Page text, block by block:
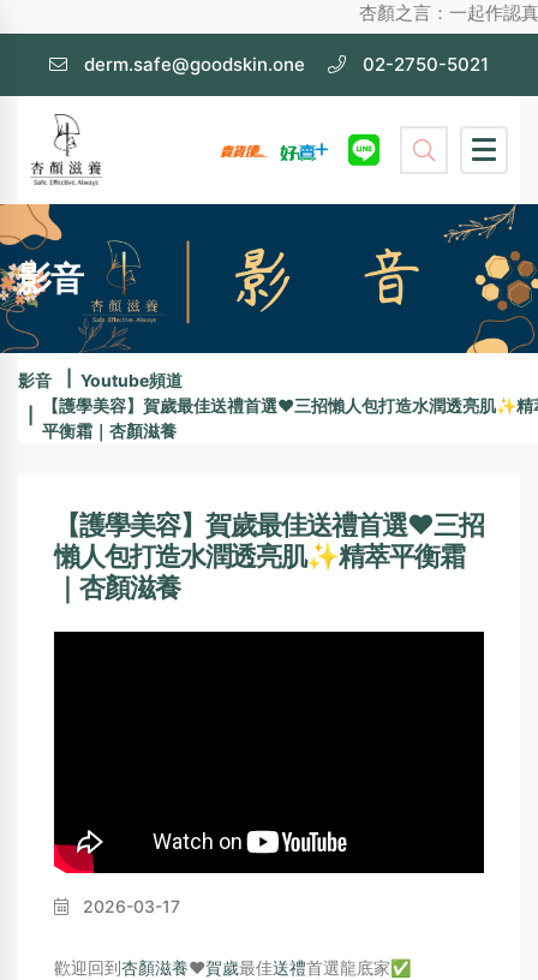
杏顏之言：一起作認
derm.safe@goodskin.one 02-2750-5021
影音
影音
Youtube頻道
【護學美容】賀歲最佳送禮首選❤️三招懶人包打造水潤透亮肌✨精
平衡霜｜杏顏滋養
【護學美容】賀歲最佳送禮首選❤️三招
懶人包打造水潤透亮肌✨精萃平衡霜
｜杏顏滋養
2026-03-17
歡迎回到杏顏滋養❤️賀歲最佳送禮首選龍底家✅